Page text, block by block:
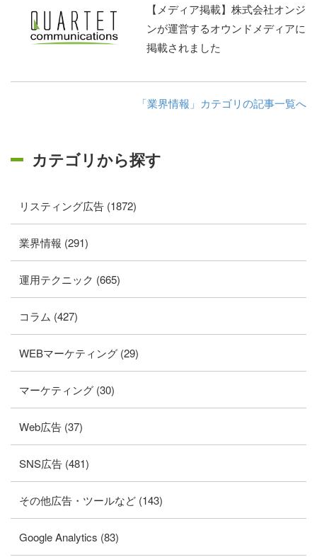
【メディア掲載】株式会社オンジ
ンが運営するオウンドメディアに
掲載されました
「業界情報」カテゴリの記事一覧へ
カテゴリから探す
リスティング広告 (1872)
業界情報 (291)
運用テクニック (665)
コラム (427)
WEBマーケティング (29)
マーケティング (30)
Web広告 (37)
SNS広告 (481)
その他広告・ツールなど (143)
Google Analytics (83)